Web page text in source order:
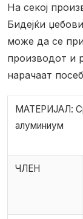
На секој
Бидејќи
може да се
производот и
нарачаат
МАТЕРИЈАЛ:
алуминиум
ЧЛЕН